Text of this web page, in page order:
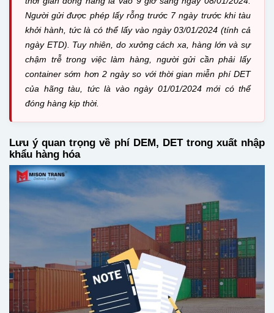
Người gửi được phép lấy rỗng trước 7 ngày trước khi tàu
khởi hành, tức là có thể lấy vào ngày 03/01/2024 (tính cả
ngày ETD). Tuy nhiên, do xưởng cách xa, hàng lớn và sự
chậm trễ trong việc làm hàng, người gửi cần phải lấy
container sớm hơn 2 ngày so với thời gian miễn phí DET
của hãng tàu, tức là vào ngày 01/01/2024 mới có thể
đóng hàng kịp thời.
Lưu ý quan trọng về phí DEM, DET trong xuất nhập
khẩu hàng hóa